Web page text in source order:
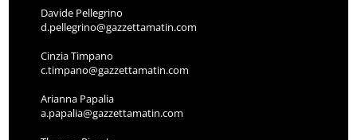
Davide Pellegrino
d.pellegrino@gazzettamatin.com
Cinzia Timpano
c.timpano@gazzettamatin.com
Arianna Papalia
a.papalia@gazzettamatin.com